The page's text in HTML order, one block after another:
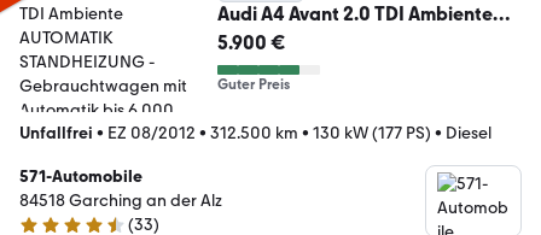
Audi A4 Avant 2.0 TDI Ambiente
AUTOMATIK STANDHEIZUNG
5.900 €
Guter Preis
Unfallfrei • EZ 08/2012 • 312.500 km • 130 kW (177 PS) • Diesel
571-Automobile
84518 Garching an der Alz
(33)